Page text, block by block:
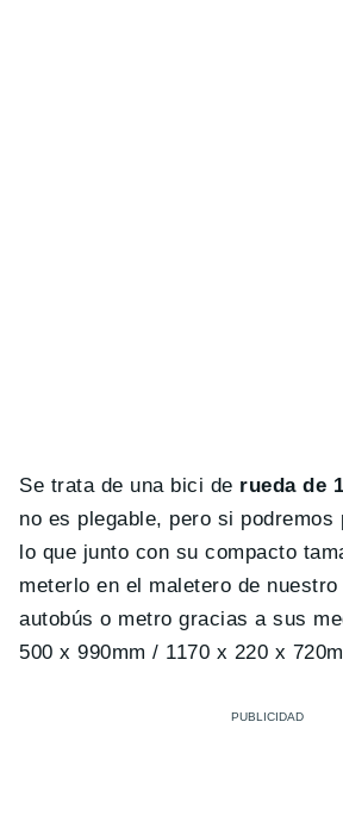
Se trata de una bici de rueda de
no es plegable, pero si
lo que junto con su compacto
meterlo en el maletero de
autobús o metro gracias a sus
500 x 990mm / 1170 x 220 x